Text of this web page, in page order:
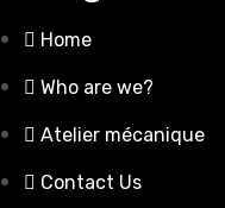
Home
Who are we?
Atelier mécanique
Contact Us